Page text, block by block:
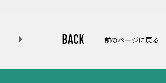
BACK 前のページに戻る